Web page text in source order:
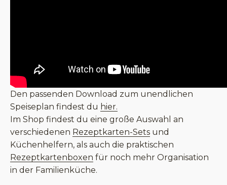
Den passenden Download zum unendlichen
Speiseplan findest du hier.
Im Shop findest du eine große Auswahl an
verschiedenen Rezeptkarten-Sets und
Küchenhelfern, als auch die praktischen
Rezeptkartenboxen für noch mehr Organisation
in der Familienküche.